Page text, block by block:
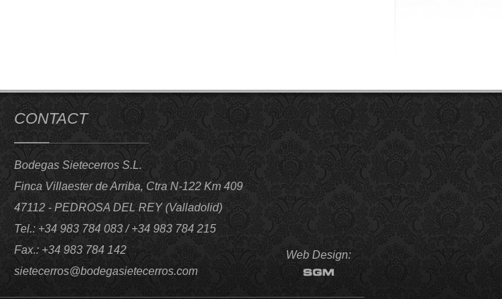
CONTACT
Bodegas Sietecerros S.L.
Finca Villaester de Arriba, Ctra N-122 Km 409
47112 - PEDROSA DEL REY (Valladolid)
Tel.: +34 983 784 083 / +34 983 784 215
Fax.: +34 983 784 142
sietecerros@bodegasietecerros.com
Web Design: